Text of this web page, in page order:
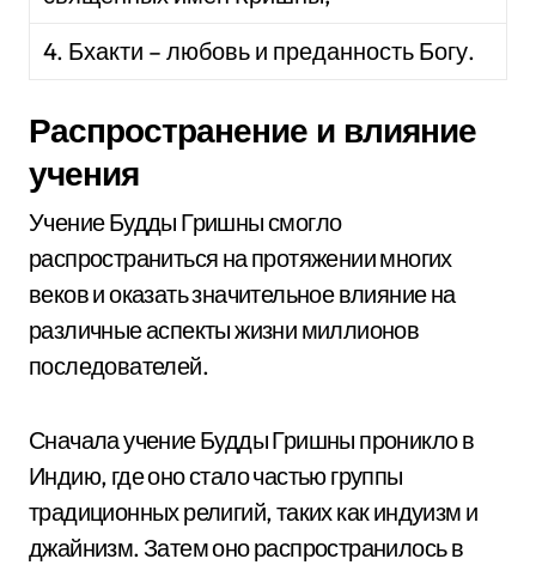
4. Бхакти – любовь и преданность Богу.
Распространение и влияние
учения
Учение Будды Гришны смогло
распространиться на протяжении многих
веков и оказать значительное влияние на
различные аспекты жизни миллионов
последователей.
Сначала учение Будды Гришны проникло в
Индию, где оно стало частью группы
традиционных религий, таких как индуизм и
джайнизм. Затем оно распространилось в